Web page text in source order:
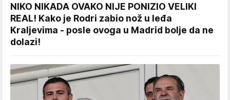
NIKO NIKADA OVAKO NIJE PONIZIO VELIKI
REAL! Kako je Rodri zabio nož u leđa
Kraljevima - posle ovoga u Madrid bolje da ne
dolazi!